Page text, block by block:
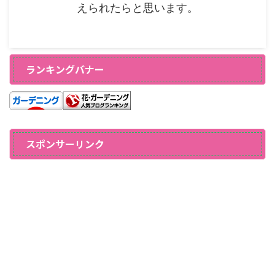
えられたらと思います。
ランキングバナー
スポンサーリンク